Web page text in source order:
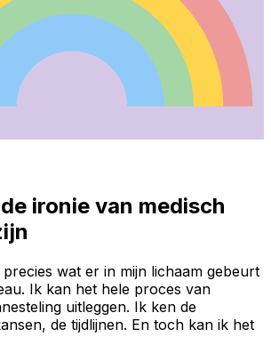
ironie van medisch
precies wat er in mijn lichaam gebeurt
Ik kan het hele proces van
uitleggen. Ik ken de
de tijdlijnen. En toch kan ik het